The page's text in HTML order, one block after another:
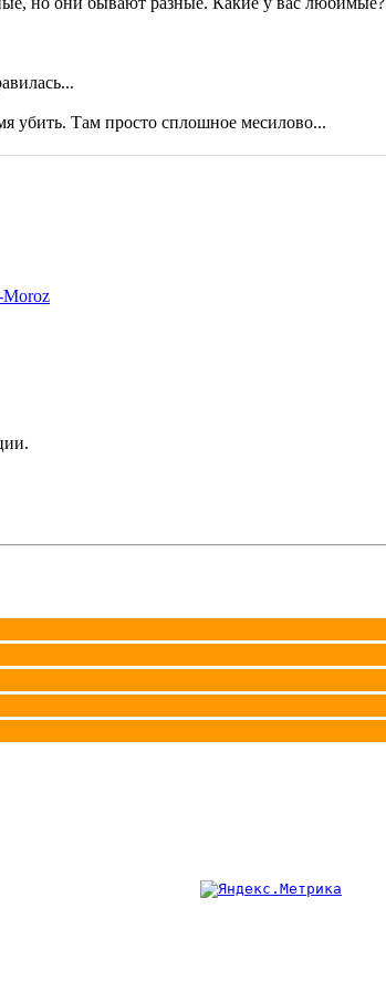
убить. Там просто сплошное месилово...
Moroz